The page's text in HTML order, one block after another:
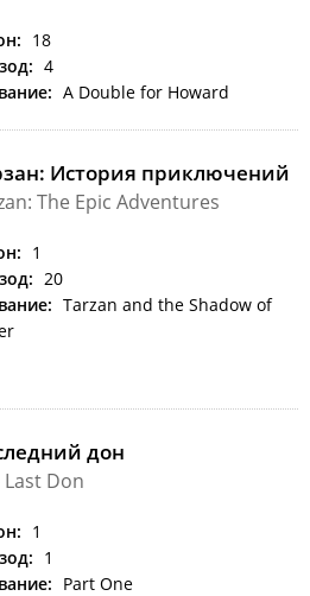
18
4
A Double for Howard
История приключений
The Epic Adventures
1
20
Tarzan and the Shadow of
дон
Last Don
1
1
Part One